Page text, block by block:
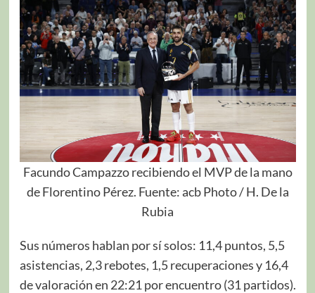
Facundo Campazzo recibiendo el MVP de la mano
de Florentino Pérez. Fuente: acb Photo / H. De la
Rubia
Sus números hablan por sí solos: 11,4 puntos, 5,5
asistencias, 2,3 rebotes, 1,5 recuperaciones y 16,4
de valoración en 22:21 por encuentro (31 partidos).